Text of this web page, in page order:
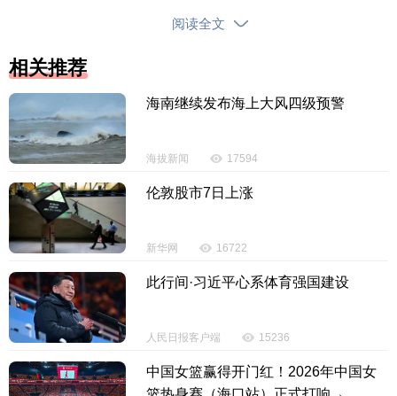
雨、海浪等预报预警信息，按照《海南省防汛防风防
旱应急预案》相关要求，继续做好各项防范应对工
作。
（原标题：海南将防汛防风三级应急响应调整为
四级应急响应）
【内容审核：黄奕宏】
阅读全文
相关推荐
海南继续发布海上大风四级预警
海拔新闻 17594
伦敦股市7日上涨
新华网 16722
此行间·习近平心系体育强国建设
人民日报客户端 15236
中国女篮赢得开门红！2026年中国女